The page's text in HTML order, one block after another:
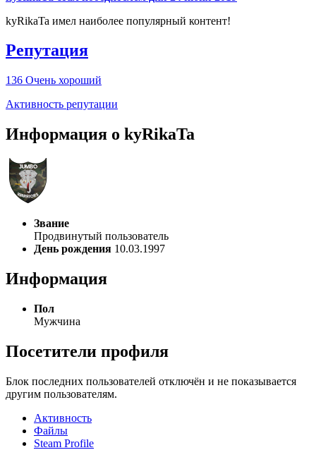
kyRikaTa имел наиболее популярный контент!
Репутация
136 Очень хороший
Активность репутации
Информация о kyRikaTa
Звание
Продвинутый пользователь
День рождения 10.03.1997
Информация
Пол
Мужчина
Посетители профиля
Блок последних пользователей отключён и не показывается
другим пользователям.
Активность
Файлы
Steam Profile